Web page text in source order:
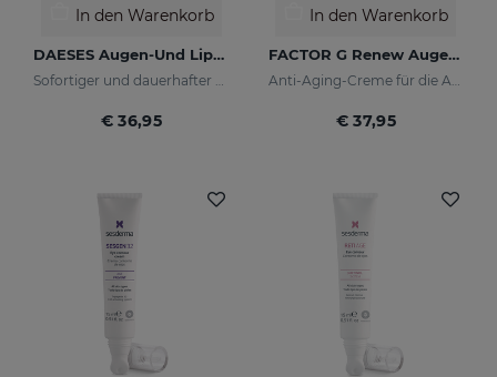
In den Warenkorb
DAESES Augen-Und Lippenkontur
€ 36,95
In den Warenkorb
FACTOR G Renew Augenkonturencreme
€ 37,95